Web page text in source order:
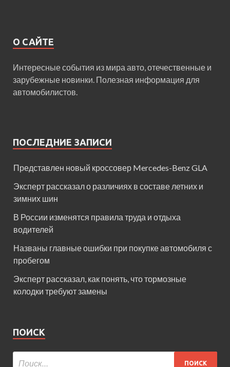
О САЙТЕ
Интересные события из мира авто, отечественные и
зарубежные новинки. Полезная информация для
автомобилистов.
ПОСЛЕДНИЕ ЗАПИСИ
Представлен новый кроссовер Mercedes-Benz GLA
Эксперт рассказал о различиях в составе летних и
зимних шин
В России изменятся правила труда и отдыха
водителей
Названы главные ошибки при покупке автомобиля с
пробегом
Эксперт рассказал, как понять, что тормозные
колодки требуют замены
ПОИСК